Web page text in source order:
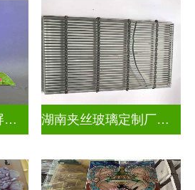
入户玄关夹丝玻璃屏风好不好 湖南夹丝玻璃定制厂家地址